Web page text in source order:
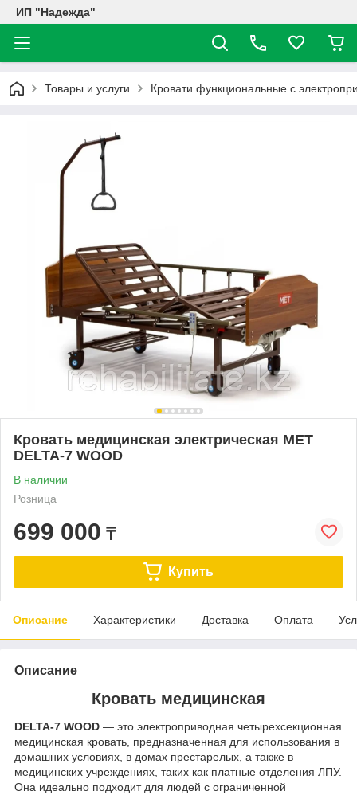
ИП "Надежда"
Товары и услуги Кровати функциональные с
Кровать медицинская электрическая MET
DELTA-7 WOOD
В наличии
Розница
699 000 ₸
Купить
Описание Характеристики Доставка Оплата
Описание
Кровать медицинская
DELTA-7 WOOD — это электроприводная четырехсекционная
медицинская кровать, предназначенная для использования в
домашних условиях, в домах престарелых, а также в
медицинских учреждениях, таких как платные отделения ЛПУ.
Она идеально подходит для людей с ограниченной